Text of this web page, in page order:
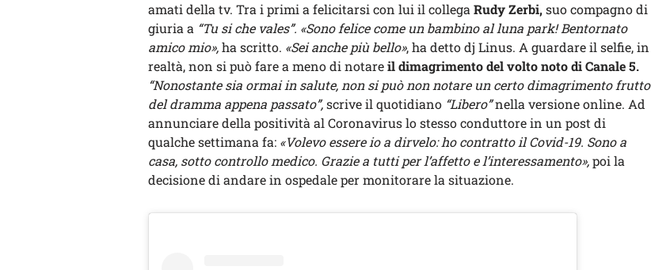
amati della tv. Tra i primi a felicitarsi con lui il collegaRudy Zerbi,suo compagno di
giuria a “Tu si che vales”. «Sono felice come un bambino al luna park! Bentornato
amico mio»,ha scritto. «Sei anche più bello», ha detto dj Linus. A guardare il selfie, in
realtà, non si può fare a meno di notareil dimagrimento del volto noto di Canale 5.
“Nonostante sia ormai in salute, non si può non notare un certo dimagrimento frutto
del dramma appena passato”,scrive il quotidiano “Libero”nella versione online. Ad
annunciare della positività al Coronavirus lo stesso conduttore in un post di
qualche settimana fa: «Volevo essere io a dirvelo: ho contratto il Covid-19. Sono a
casa, sotto controllo medico. Grazie a tutti per l’affetto e l’interessamento»,poi la
decisione di andare in ospedale per monitorare la situazione.